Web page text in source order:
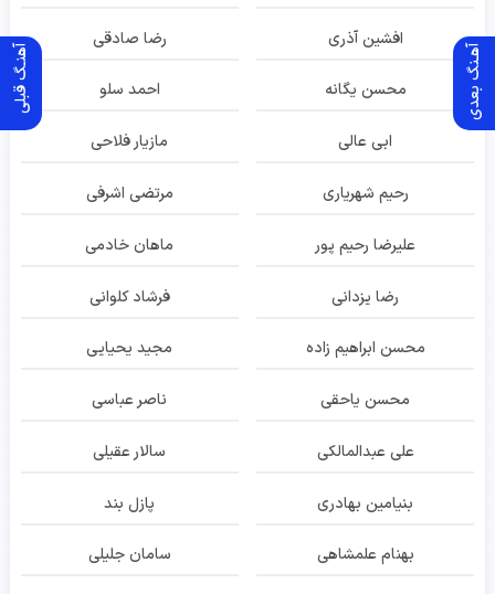
آهنـگ قبلی آهـنگ بعدی
افشین آذری رضا صادقی
محسن یگانه احمد سلو
ابی عالی مازیار فلاحی
رحیم شهریاری مرتضی اشرفی
علیرضا رحیم پور ماهان خادمی
رضا یزدانی فرشاد کلوانی
محسن ابراهیم زاده مجید یحیایی
محسن یاحقی ناصر عباسی
علی عبدالمالکی سالار عقیلی
بنیامین بهادری پازل بند
بهنام علمشاهی سامان جلیلی